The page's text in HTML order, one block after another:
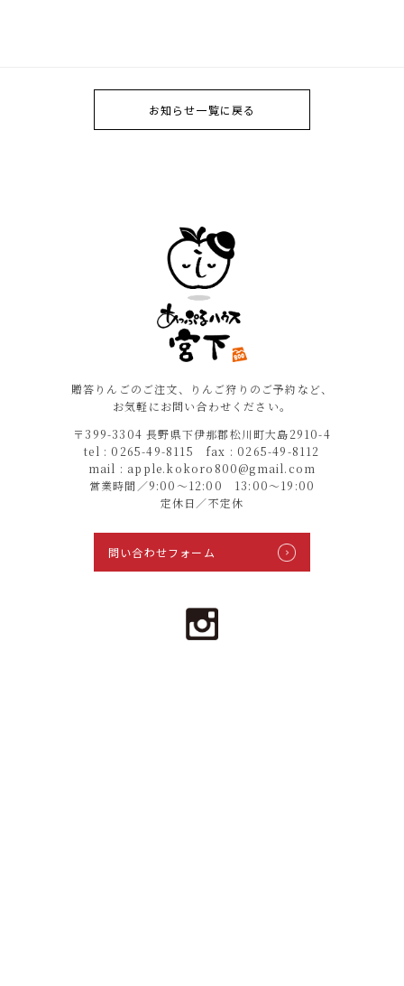
お知らせ一覧に戻る
贈答りんごのご注文、りんご狩りのご予約など、
お気軽にお問い合わせください。
〒399-3304 長野県下伊那郡松川町大島2910-4
tel : 0265-49-8115 fax : 0265-49-8112
mail : apple.kokoro800@gmail.com
営業時間／9:00〜12:00 13:00〜19:00
定休日／不定休
問い合わせフォーム